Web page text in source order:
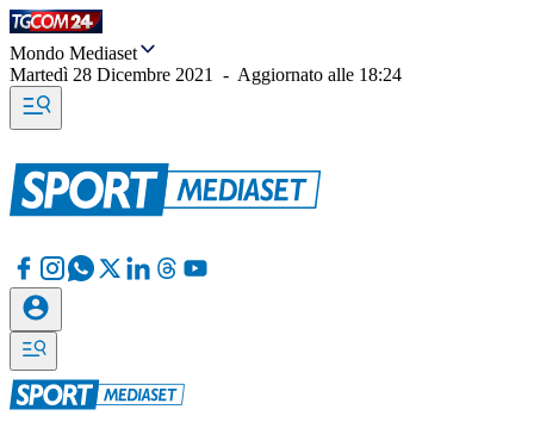
Mondo Mediaset
Martedì 28 Dicembre 2021
- Aggiornato alle 18:24